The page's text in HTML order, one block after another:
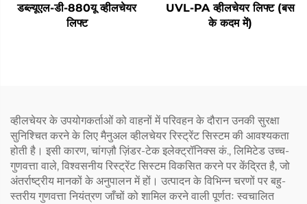
डब्ल्यूएल-डी-880यू व्हीलचेयर
लिफ्ट
UVL-PA व्हीलचेयर लिफ्ट (बस
के कदम में)
व्हीलचेयर के उपयोगकर्ताओं को वाहनों में परिवहन के दौरान उनकी सुरक्षा
सुनिश्चित करने के लिए मैनुअल व्हीलचेयर रिस्ट्रेंट सिस्टम की आवश्यकता
होती है। इसी कारण, चांगज़ौ ज़िंडर-टेक इलेक्ट्रॉनिक्स कं., लिमिटेड उच्च-
गुणवत्ता वाले, विश्वसनीय रिस्ट्रेंट सिस्टम विकसित करने पर केंद्रित है, जो
अंतर्राष्ट्रीय मानकों के अनुपालन में हों। उत्पादन के विभिन्न चरणों पर बहु-
स्तरीय गुणवत्ता नियंत्रण जाँचों को शामिल करने वाली पूर्णतः स्वचालित